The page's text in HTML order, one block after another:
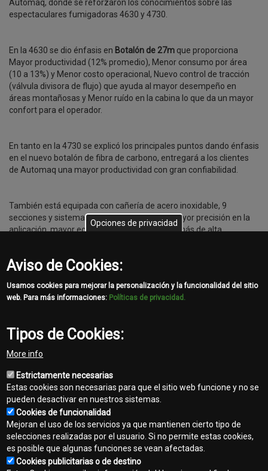
Automaq, donde se reforzaron los conocimientos sobre las
espectaculares fumigadoras 4630 y 4730.
En la 4630 se dio énfasis en Botalón de 27m que proporciona
Mayor productividad (12% promedio), Menor consumo por área
(10 a 13%) y Menor costo operacional, Nuevo control de tracción
(válvula divisora de flujo) que ayuda al mayor desempeño en
áreas montañosas y Menor ruído en la cabina lo que da un mayor
confort para el operador.
En tanto en la 4730 se explicó los principales puntos dando énfasis
en el nuevo botalón de fibra de carbono, entregará a los clientes
de Automaq una mayor productividad con gran confiabilidad.
También está equipada con cañería de acero inoxidable, 9
secciones y sistema anti goteo, que traerá mayor precisión en la
aplicación, mayor economía de insumos, además de alta
Share
Contacto
Opciones de privacidad
Aviso de Cookies:
Usamos cookies para mejorar la personalización y la funcionalidad del sitio
web. Para más informaciones: Políticas de privacidad.
Tipos de Cookies:
More info
Estrictamente necesarias
Estas cookies son necesarias para que el sitio web funcione y no se
pueden desactivar en nuestros sistemas.
Cookies de funcionalidad
Mejoran el uso de los servicios ya que mantienen cierto tipo de
selecciones realizadas por el usuario. Si no permite estas cookies,
es posible que algunas funciones se vean afectadas.
Cookies publicitarias o de destino